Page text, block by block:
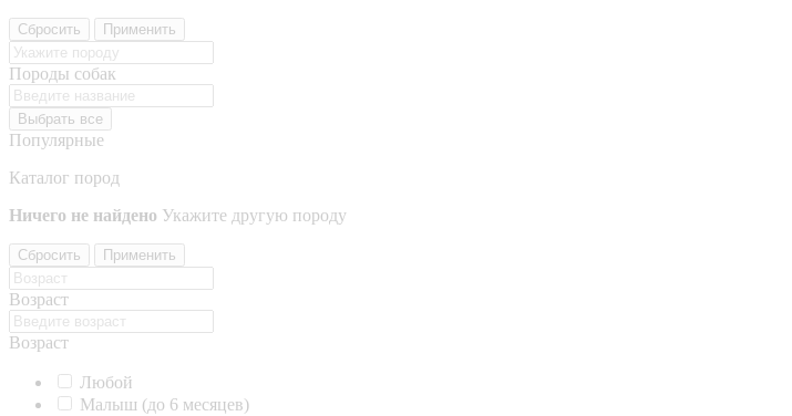
Сбросить Применить
Породы собак
Выбрать все
Популярные
Каталог пород
Ничего не найдено Укажите другую породу
Сбросить Применить
Возраст
Возраст
Любой
Малыш (до 6 месяцев)